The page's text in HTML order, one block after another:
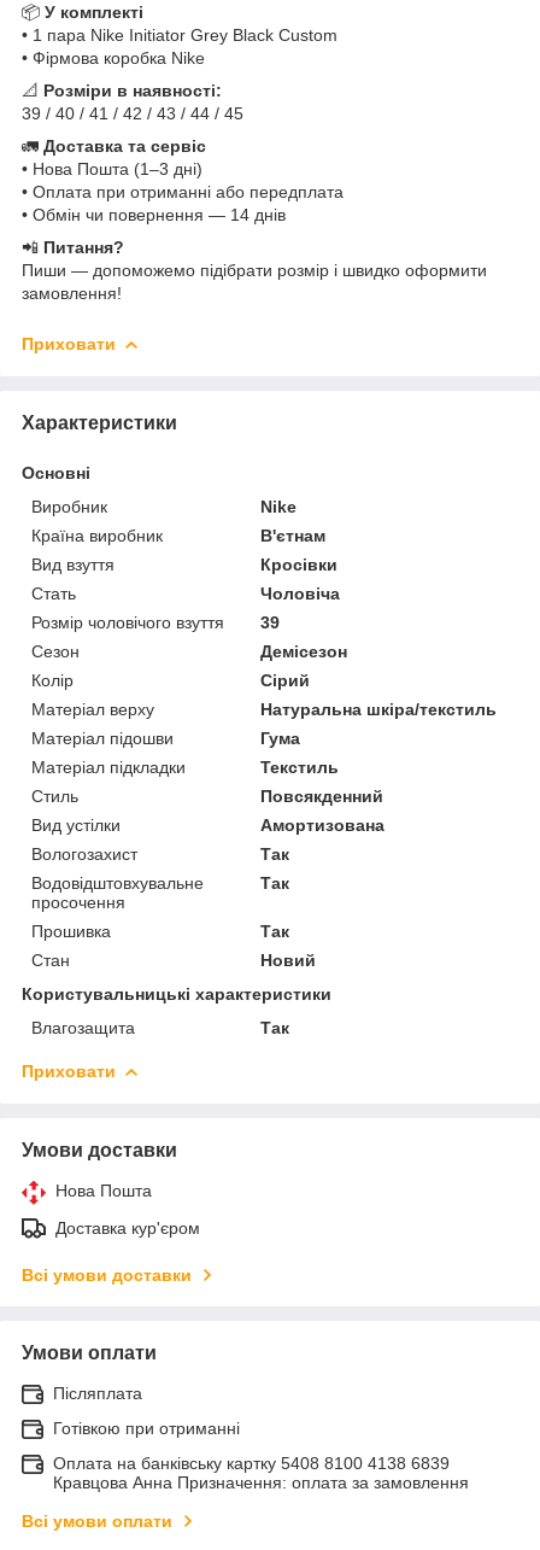
📦 У комплекті
• 1 пара Nike Initiator Grey Black Custom
• Фірмова коробка Nike
📐 Розміри в наявності:
39 / 40 / 41 / 42 / 43 / 44 / 45
🚛 Доставка та сервіс
• Нова Пошта (1–3 дні)
• Оплата при отриманні або передплата
• Обмін чи повернення — 14 днів
📲 Питання?
Пиши — допоможемо підібрати розмір і швидко оформити
замовлення!
Приховати
Характеристики
Основні
Виробник
Nike
Країна виробник
В'єтнам
Вид взуття
Кросівки
Стать
Чоловіча
Розмір чоловічого взуття
39
Сезон
Демісезон
Колір
Сірий
Матеріал верху
Натуральна шкіра/текстиль
Матеріал підошви
Гума
Матеріал підкладки
Текстиль
Стиль
Повсякденний
Вид устілки
Амортизована
Вологозахист
Так
Водовідштовхувальне
просочення
Так
Прошивка
Так
Стан
Новий
Користувальницькі характеристики
Влагозащита
Так
Приховати
Умови доставки
Нова Пошта
Доставка кур'єром
Всі умови доставки
Умови оплати
Післяплата
Готівкою при отриманні
Оплата на банківську картку 5408 8100 4138 6839
Кравцова Анна Призначення: оплата за замовлення
Всі умови оплати